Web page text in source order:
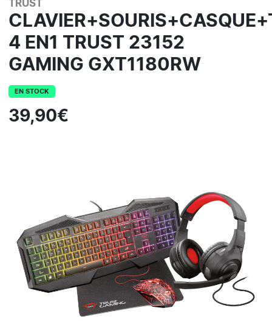
TRUST
4 EN1 TRUST 23152
GAMING GXT1180RW
EN STOCK
39,90€